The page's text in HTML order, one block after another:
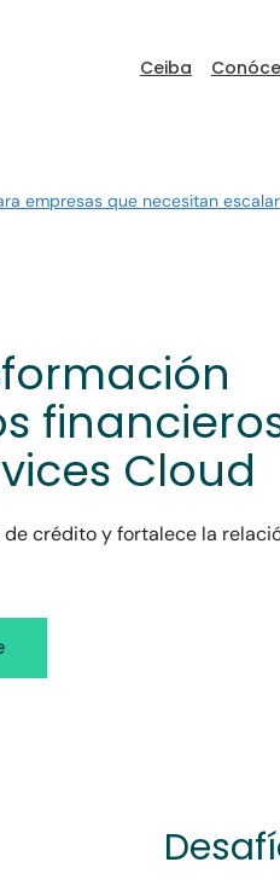
Ceiba
empresas que necesitan
Cloud
crédito y fortalece la